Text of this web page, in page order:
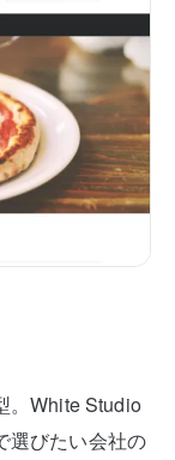
。White Studio
選びたい会社の